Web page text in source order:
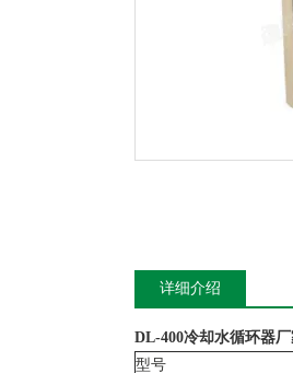
详细介绍
DL-400冷却水循环器
型号